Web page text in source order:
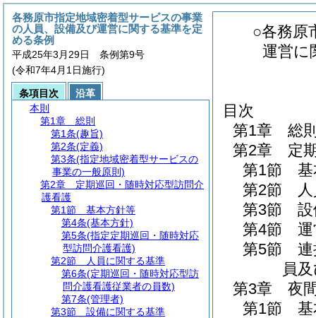
○各務原
運営に
目次
第1章
総
第2章
定
第1節
第2節
第3節
第4節
第5節
員
第3章
夜
第1節
各務原市指定地域密着型サービスの事業
の人員、設備及び運営に関する基準を定
める条例
平成25年3月29日 条例第9号
(令和7年4月1日施行)
条項目次
沿革
本則
第1章
総則
第1条(趣旨)
第2条(定義)
第3条(指定地域密着型サービスの
事業の一般原則)
第2章
定期巡回・随時対応型訪問介
護看護
第1節
基本方針等
第4条(基本方針)
第5条(指定定期巡回・随時対応
型訪問介護看護)
第2節
人員に関する基準
第6条(定期巡回・随時対応型訪
問介護看護従業者の員数)
第7条(管理者)
第3節
設備に関する基準